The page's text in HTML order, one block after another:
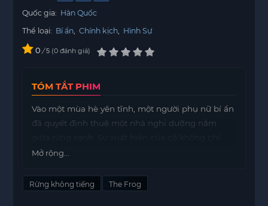
Quốc gia: Hàn Quốc
Thể loại: Bí ẩn Chính kịch Hình Sự
0 / 5 0 đánh giá
TÓM TẮT PHIM
Vào một mùa hè yên tĩnh, một người phụ nữ bí ẩn
đã quyết định thuê một nhà nghỉ dưỡng nằm
mang lại không khí mới mẻ mà còn dẫn đến
của người chủ nhà nghỉ và những người sống
Mở rộng...
Rừng không tiếng The Frog